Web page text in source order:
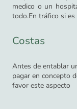
medico o un
todo.En tráfico si
Costas
Antes de entablar
pagar en concepto
favor este aspecto